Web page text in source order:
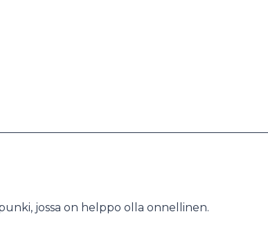
jossa on helppo olla onnellinen.